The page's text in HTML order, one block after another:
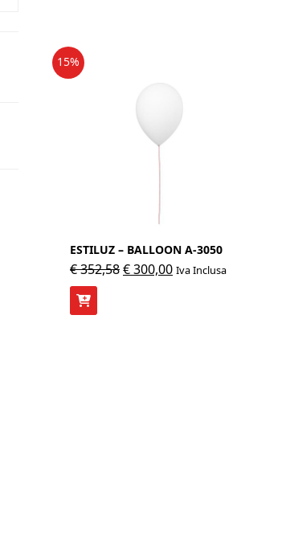
15%
ESTILUZ – BALLOON A-3050
€352,58Il
€300,00IlIva Inclusa